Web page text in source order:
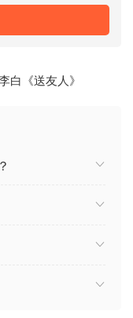
v1.1.0
《送友人》